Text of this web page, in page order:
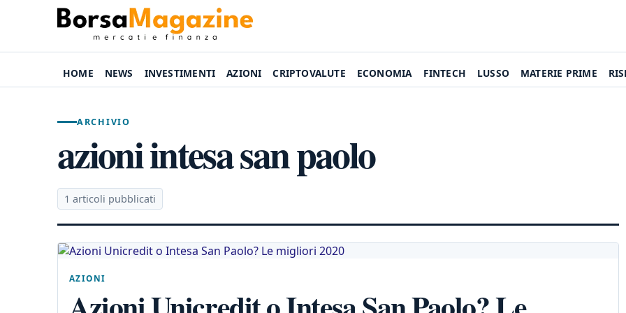
HOME NEWS INVESTIMENTI AZIONI CRIPTOVALUTE ECONOMIA FINTECH LUSSO MATERIE PRIME
ARCHIVIO
azioni intesa san paolo
1 articoli pubblicati
AZIONI